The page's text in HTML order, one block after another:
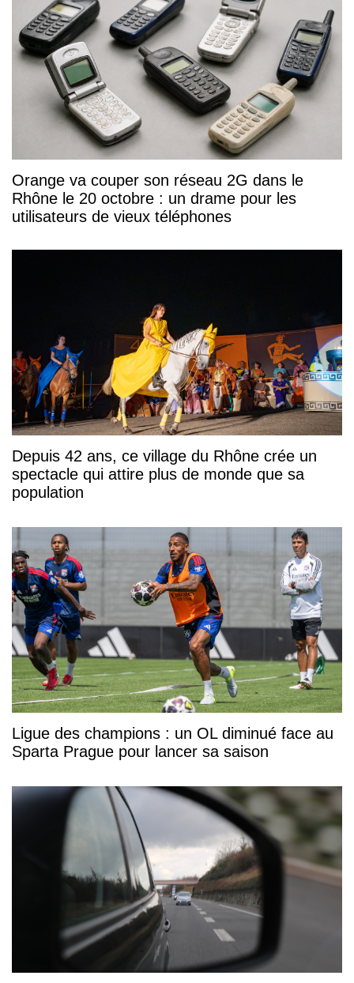
Orange va couper son réseau 2G dans le
Rhône le 20 octobre : un drame pour les
utilisateurs de vieux téléphones
Depuis 42 ans, ce village du Rhône crée un
spectacle qui attire plus de monde que sa
population
Ligue des champions : un OL diminué face au
Sparta Prague pour lancer sa saison